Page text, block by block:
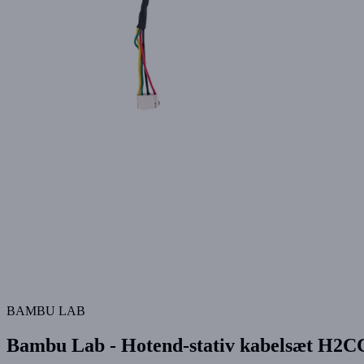
BAMBU LAB
Bambu Lab - Hotend-stativ kabelsæt